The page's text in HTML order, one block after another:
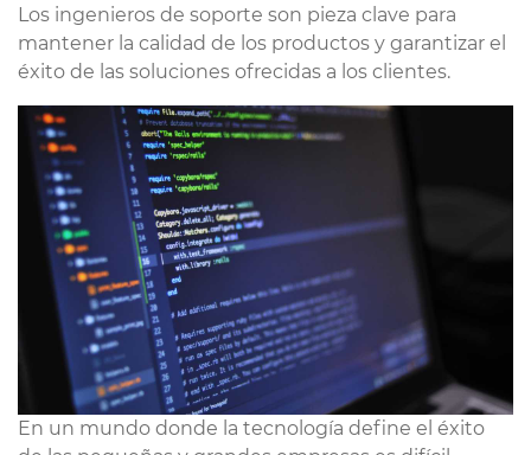
Los ingenieros de soporte son pieza clave para
mantener la calidad de los productos y garantizar el
éxito de las soluciones ofrecidas a los clientes.
En un mundo donde la tecnología define el éxito